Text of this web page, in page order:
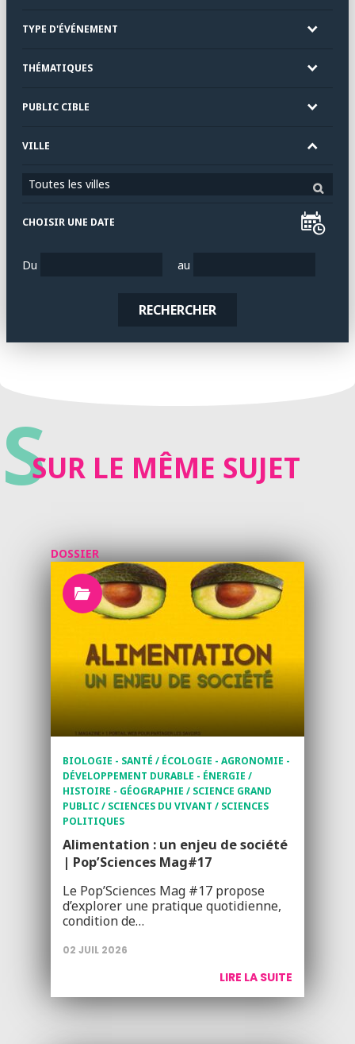
TYPE D'ÉVÉNEMENT
THÉMATIQUES
PUBLIC CIBLE
VILLE
Toutes les villes
CHOISIR UNE DATE
Du au
RECHERCHER
SSUR LE MÊME SUJET
DOSSIER
BIOLOGIE - SANTÉ / ÉCOLOGIE - AGRONOMIE -
DÉVELOPPEMENT DURABLE - ÉNERGIE /
HISTOIRE - GÉOGRAPHIE / SCIENCE GRAND
PUBLIC / SCIENCES DU VIVANT / SCIENCES
POLITIQUES
Alimentation : un enjeu de société
| Pop’Sciences Mag#17
Le Pop’Sciences Mag #17 propose
d’explorer une pratique quotidienne,
condition de…
02 JUIL 2026
LIRE LA SUITE